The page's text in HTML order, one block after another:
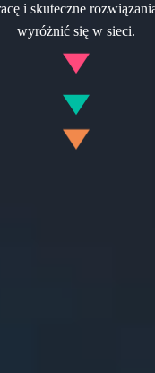
i skuteczne
wyróżnić się w sieci.